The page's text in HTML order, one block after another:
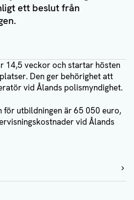
ett beslut från
14,5 veckor och startar hösten
Den ger behörighet att
vid Ålands polismyndighet.
för utbildningen är 65 050 euro,
vid Ålands